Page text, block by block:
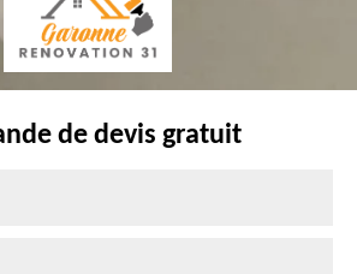
de devis gratuit